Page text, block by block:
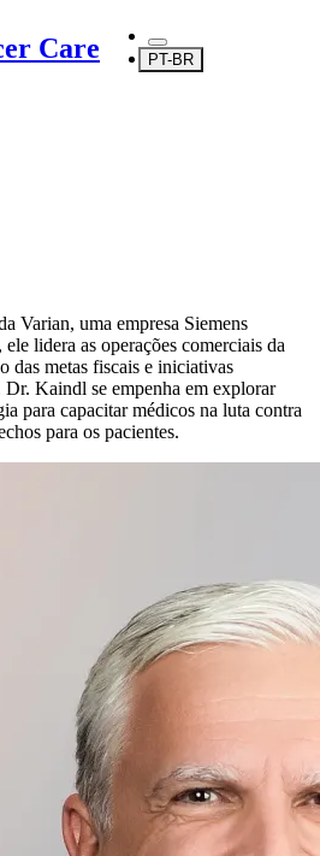
Care PT-BR
Varian, uma empresa Siemens
lidera as operações comerciais da
das metas fiscais e iniciativas
Dr. Kaindl se empenha em explorar
para capacitar médicos na luta contra
para os pacientes.